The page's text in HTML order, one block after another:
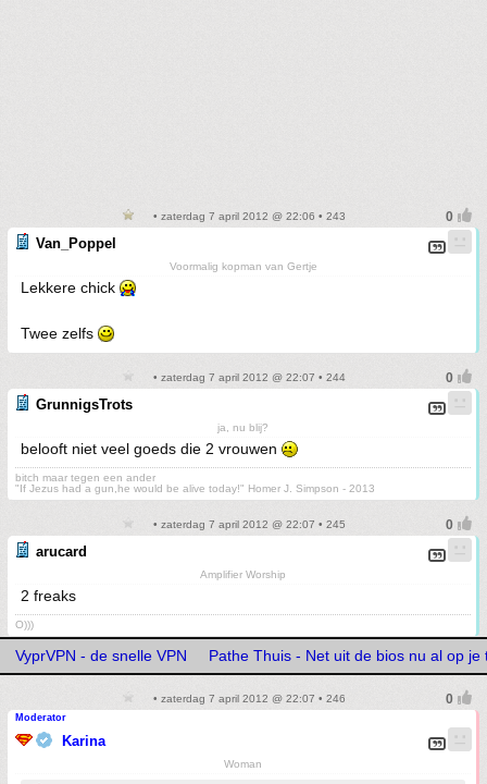
• zaterdag 7 april 2012 @ 22:06 • 243
Van_Poppel
Voormalig kopman van Gertje
Lekkere chick
Twee zelfs
• zaterdag 7 april 2012 @ 22:07 • 244
GrunnigsTrots
ja, nu blij?
belooft niet veel goeds die 2 vrouwen
bitch maar tegen een ander
"If Jezus had a gun,he would be alive today!" Homer J. Simpson - 2013
• zaterdag 7 april 2012 @ 22:07 • 245
arucard
Amplifier Worship
2 freaks
O)))
VyprVPN - de snelle VPN Pathe Thuis - Net uit de bios nu al op je
• zaterdag 7 april 2012 @ 22:07 • 246
Moderator
Karina
Woman